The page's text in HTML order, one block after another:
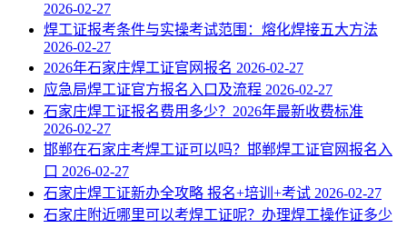
2026-02-27
焊工证报考条件与实操考试范围：熔化焊接五大方法
2026-02-27
2026年石家庄焊工证官网报名 2026-02-27
应急局焊工证官方报名入口及流程 2026-02-27
石家庄焊工证报名费用多少？2026年最新收费标准
2026-02-27
邯郸在石家庄考焊工证可以吗？邯郸焊工证官网报名入
口 2026-02-27
石家庄焊工证新办全攻略 报名+培训+考试 2026-02-27
石家庄附近哪里可以考焊工证呢？办理焊工操作证多少